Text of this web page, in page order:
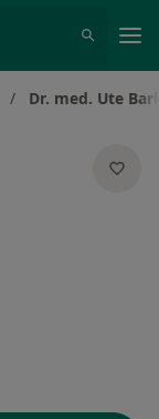
ändern
Dr. med. Ute